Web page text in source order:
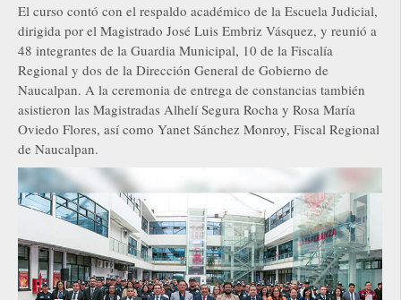
El curso contó con el respaldo académico de la Escuela Judicial,
dirigida por el Magistrado José Luis Embriz Vásquez, y reunió a
48 integrantes de la Guardia Municipal, 10 de la Fiscalía
Regional y dos de la Dirección General de Gobierno de
Naucalpan. A la ceremonia de entrega de constancias también
asistieron las Magistradas Alhelí Segura Rocha y Rosa María
Oviedo Flores, así como Yanet Sánchez Monroy, Fiscal Regional
de Naucalpan.